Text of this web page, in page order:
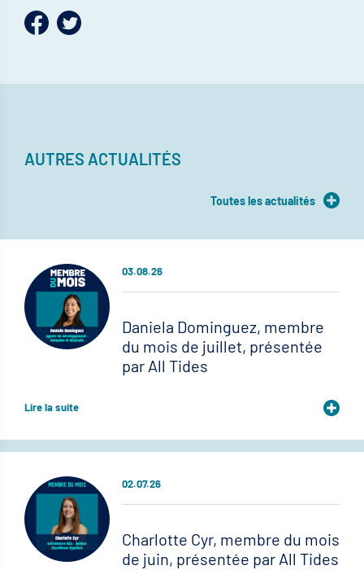
AUTRES ACTUALITÉS
Toutes les actualités
03.08.26
Daniela Dominguez, membre
du mois de juillet, présentée
par All Tides
Lire la suite
02.07.26
Charlotte Cyr, membre du mois
de juin, présentée par All Tides